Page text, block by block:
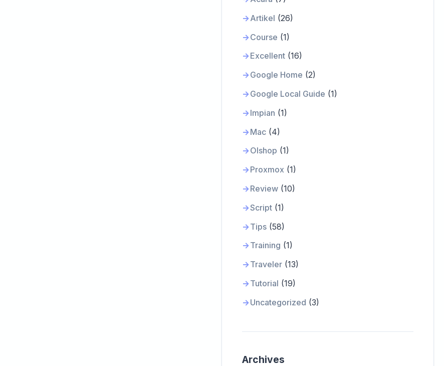
Artikel (26)
Course (1)
Excellent (16)
Google Home (2)
Google Local Guide (1)
Impian (1)
Mac (4)
Olshop (1)
Proxmox (1)
Review (10)
Script (1)
Tips (58)
Training (1)
Traveler (13)
Tutorial (19)
Uncategorized (3)
Archives